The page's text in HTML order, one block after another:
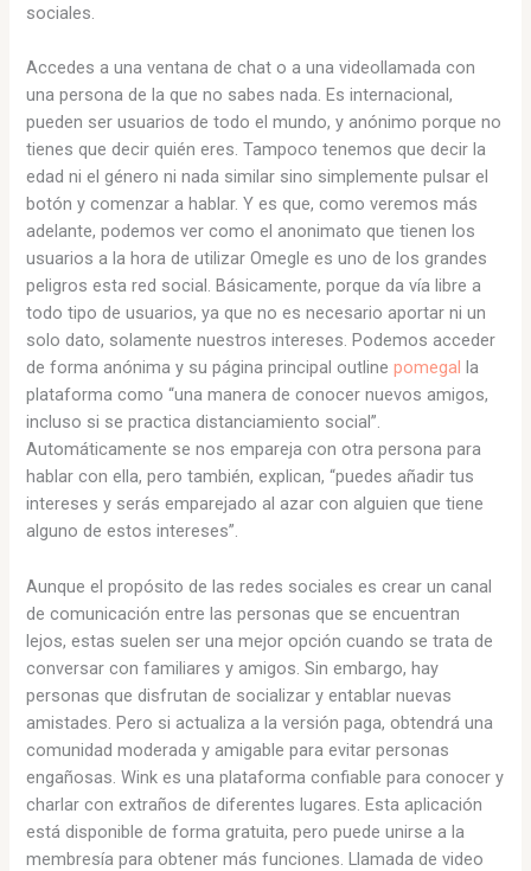
sociales.
Accedes a una ventana de chat o a una videollamada con
una persona de la que no sabes nada. Es internacional,
pueden ser usuarios de todo el mundo, y anónimo porque no
tienes que decir quién eres. Tampoco tenemos que decir la
edad ni el género ni nada similar sino simplemente pulsar el
botón y comenzar a hablar. Y es que, como veremos más
adelante, podemos ver como el anonimato que tienen los
usuarios a la hora de utilizar Omegle es uno de los grandes
peligros esta red social. Básicamente, porque da vía libre a
todo tipo de usuarios, ya que no es necesario aportar ni un
solo dato, solamente nuestros intereses. Podemos acceder
de forma anónima y su página principal outlinepomegal la
plataforma como “una manera de conocer nuevos amigos,
incluso si se practica distanciamiento social”.
Automáticamente se nos empareja con otra persona para
hablar con ella, pero también, explican, “puedes añadir tus
intereses y serás emparejado al azar con alguien que tiene
alguno de estos intereses”.
Aunque el propósito de las redes sociales es crear un canal
de comunicación entre las personas que se encuentran
lejos, estas suelen ser una mejor opción cuando se trata de
conversar con familiares y amigos. Sin embargo, hay
personas que disfrutan de socializar y entablar nuevas
amistades. Pero si actualiza a la versión paga, obtendrá una
comunidad moderada y amigable para evitar personas
engañosas. Wink es una plataforma confiable para conocer y
charlar con extraños de diferentes lugares. Esta aplicación
está disponible de forma gratuita, pero puede unirse a la
membresía para obtener más funciones. Llamada de video